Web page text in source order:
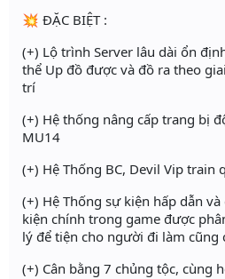
💥 ĐẶC BIỆT :
(+) Lộ trình Server lâu dài ổn
thể Up đồ được và đồ ra theo
trí
(+) Hệ thống nâng cấp trang bị
MU14
(+) Hệ Thống BC, Devil Vip train
(+) Hệ Thống sự kiện hấp dẫn
kiện chính trong game được
lý để tiện cho người đi làm cũng
(+) Cân bằng 7 chủng tộc, cùng